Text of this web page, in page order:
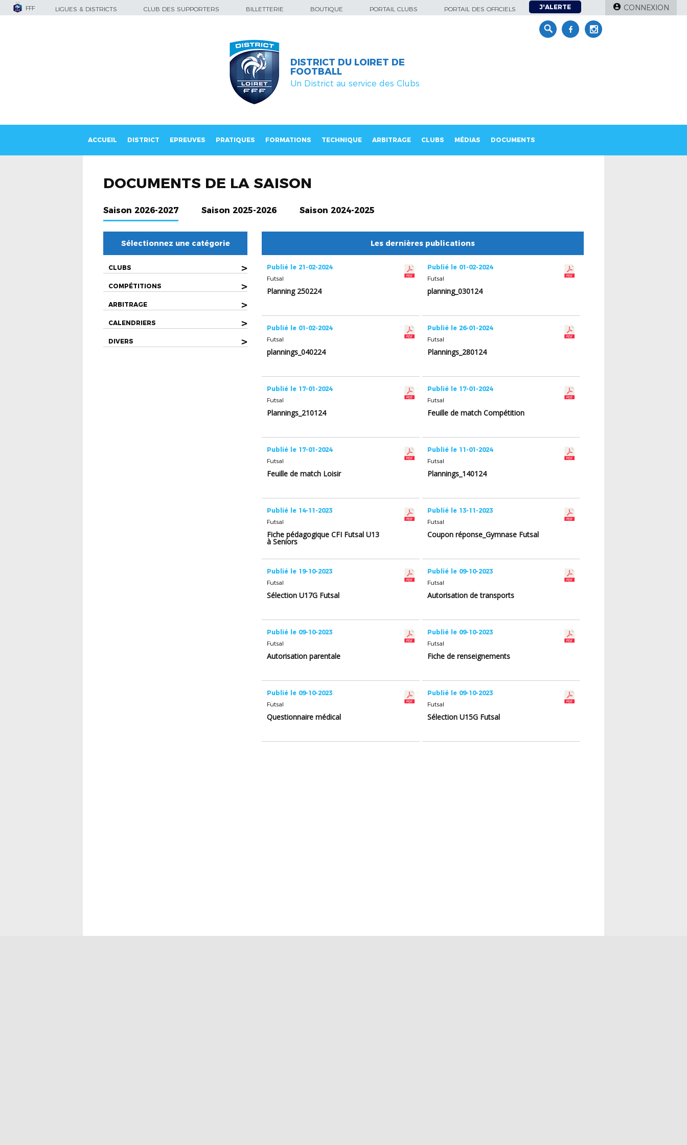
FFF LIGUES & DISTRICTS CLUB DES SUPPORTERS BILLETTERIE BOUTIQUE PORTAIL CLUBS PORTAIL DES OFFICIELS J'ALERTE CONNEXION
DISTRICT DU LOIRET DE
FOOTBALL
Un District au service des Clubs
ACCUEIL DISTRICT EPREUVES PRATIQUES FORMATIONS TECHNIQUE ARBITRAGE CLUBS MÉDIAS DOCUMENTS
DOCUMENTS DE LA SAISON
Saison 2026-2027 Saison 2025-2026 Saison 2024-2025
Sélectionnez une catégorie
CLUBS >
COMPÉTITIONS >
ARBITRAGE >
CALENDRIERS >
DIVERS >
Les dernières publications
Publié le 21-02-2024
Futsal
Planning 250224
Publié le 01-02-2024
Futsal
planning_030124
Publié le 01-02-2024
Futsal
plannings_040224
Publié le 26-01-2024
Futsal
Plannings_280124
Publié le 17-01-2024
Futsal
Plannings_210124
Publié le 17-01-2024
Futsal
Feuille de match Compétition
Publié le 17-01-2024
Futsal
Feuille de match Loisir
Publié le 11-01-2024
Futsal
Plannings_140124
Publié le 14-11-2023
Futsal
Fiche pédagogique CFI Futsal U13
à Seniors
Publié le 13-11-2023
Futsal
Coupon réponse_Gymnase Futsal
Publié le 19-10-2023
Futsal
Sélection U17G Futsal
Publié le 09-10-2023
Futsal
Autorisation de transports
Publié le 09-10-2023
Futsal
Autorisation parentale
Publié le 09-10-2023
Futsal
Fiche de renseignements
Publié le 09-10-2023
Futsal
Questionnaire médical
Publié le 09-10-2023
Futsal
Sélection U15G Futsal